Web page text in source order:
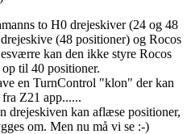
to H0 drejeskiver (24 og 48
(48 positioner) og Rocos
kan den ikke styre Rocos
til 40 positioner.
en TurnControl "klon" der kan
Z21 app......
drejeskiven kan aflæse positioner,
om. Men nu må vi se :-)